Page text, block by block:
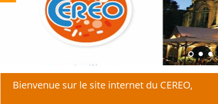
Bienvenue sur le site internet du CEREO,